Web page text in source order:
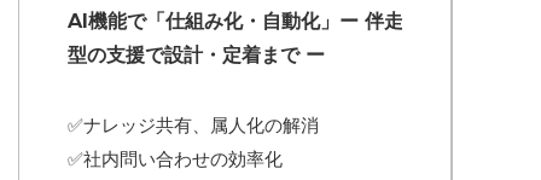
AI機能で「仕組み化・自動化」ー 伴走
型の支援で設計・定着まで ー
✅ナレッジ共有、属人化の解消
✅社内問い合わせの効率化